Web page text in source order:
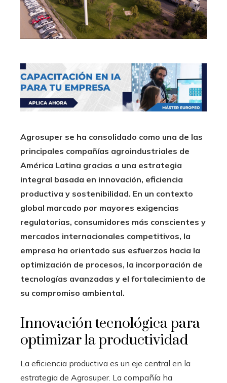
Agrosuper se ha consolidado como una de las
principales compañías agroindustriales de
América Latina gracias a una estrategia
integral basada en innovación, eficiencia
productiva y sostenibilidad. En un contexto
global marcado por mayores exigencias
regulatorias, consumidores más conscientes y
mercados internacionales competitivos, la
empresa ha orientado sus esfuerzos hacia la
optimización de procesos, la incorporación de
tecnologías avanzadas y el fortalecimiento de
su compromiso ambiental.
Innovación tecnológica para
optimizar la productividad
La eficiencia productiva es un eje central en la
estrategia de Agrosuper. La compañía ha